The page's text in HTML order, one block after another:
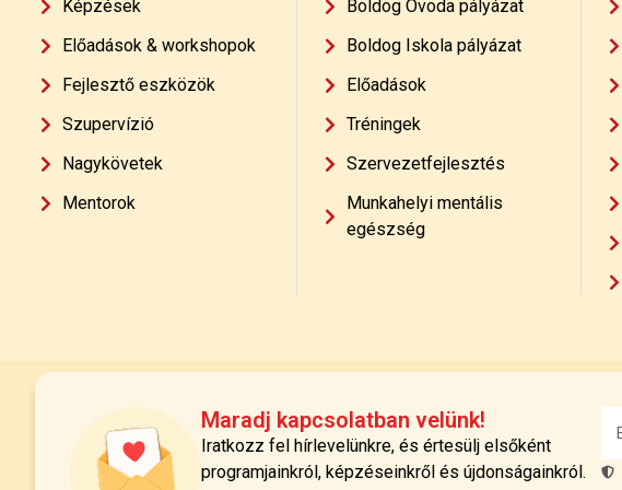
Képzések
Előadások & workshopok
Fejlesztő eszközök
Szupervízió
Nagykövetek
Mentorok
Boldog Óvoda pályázat
Boldog Iskola pályázat
Előadások
Tréningek
Szervezetfejlesztés
Munkahelyi mentális
egészség
Maradj kapcsolatban velünk!
Iratkozz fel hírlevelünkre, és értesülj elsőként
programjainkról, képzéseinkről és újdonságainkról.